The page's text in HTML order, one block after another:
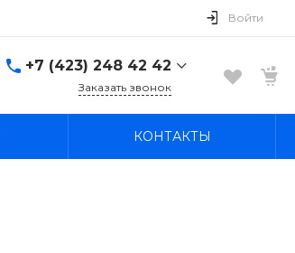
Войти
+7 (423) 248 42 42
Надеждинский район, п.
Заказать звонок
КОНТАКТЫ